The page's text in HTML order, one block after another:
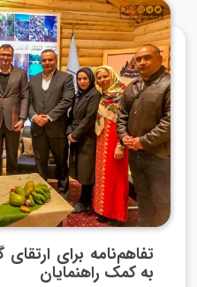
تفاهم‌نامه برای
به کمک راهنمایان